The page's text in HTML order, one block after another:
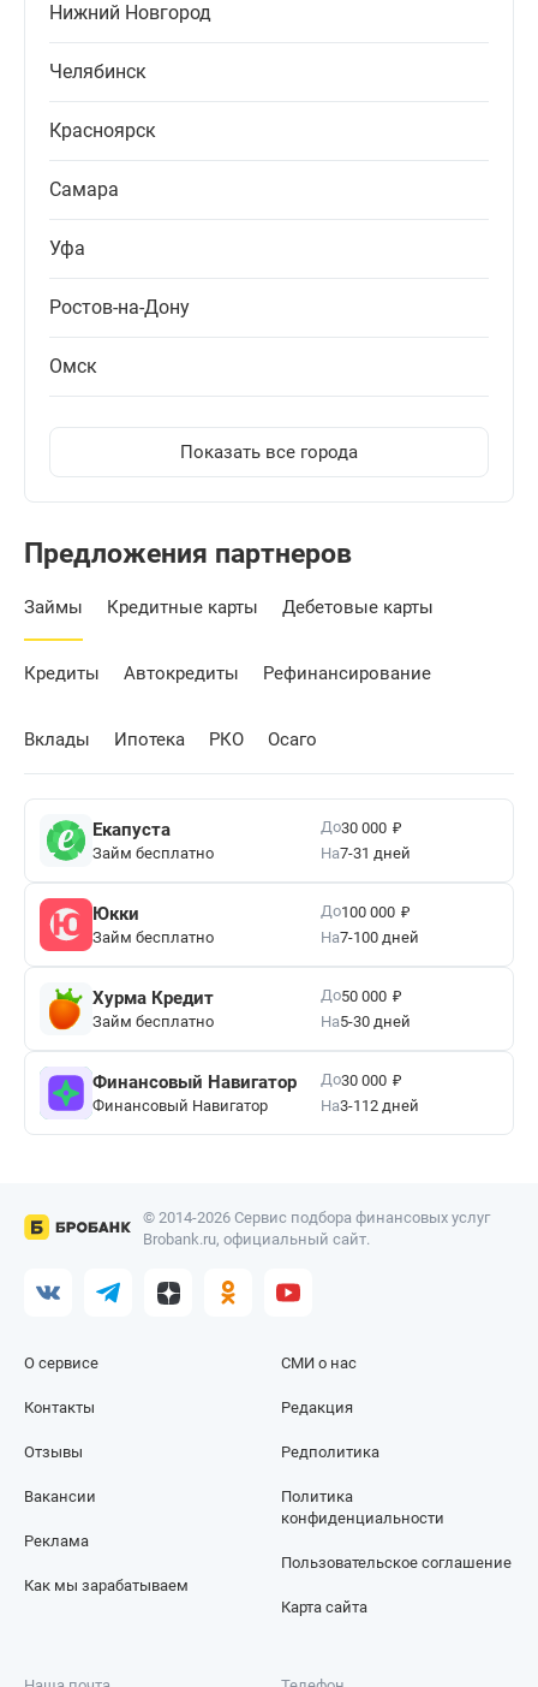
Нижний Новгород
Челябинск
Красноярск
Самара
Уфа
Ростов-на-Дону
Омск
Показать все города
Предложения партнеров
Займы Кредитные карты Дебетовые карты
Кредиты Автокредиты Рефинансирование
Вклады Ипотека РКО Осаго
Екапуста
Займ бесплатно
До30 000 ₽
На7-31 дней
Юкки
Займ бесплатно
До100 000 ₽
На7-100 дней
Хурма Кредит
Займ бесплатно
До50 000 ₽
На5-30 дней
Финансовый Навигатор
Финансовый Навигатор
До30 000 ₽
На3-112 дней
© 2014-2026 Сервис подбора финансовых услуг
Brobank.ru, официальный сайт.
О сервисе
Контакты
Отзывы
СМИ о нас
Редакция
Редполитика
Вакансии
Реклама
Как мы зарабатываем
Политика
конфиденциальности
Пользовательское соглашение
Карта сайта